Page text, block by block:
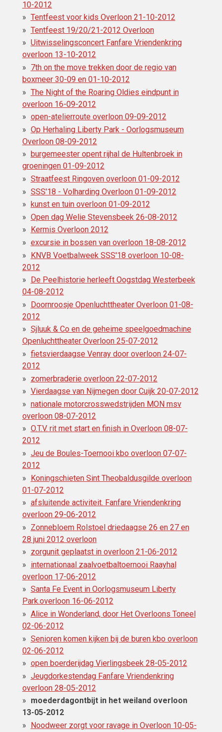
10-2012
Tentfeest voor kids Overloon 21-10-2012
Tentfeest 19/20/21-2012 Overloon
Uitwisselingsconcert Fanfare Vriendenkring
overloon 13-10-2012
7th on the move trekken door de regio van
boxmeer 30-09 en 01-10-2012
The Night of the Roaring Oldies eindpunt in
overloon 16-09-2012
open-atelierroute overloon 09-09-2012
Op Herhaling Liberty Park - Oorlogsmuseum
Overloon 08-09-2012
burgemeester opent rijhal de Hultenbroek in
groeningen 01-09-2012
Straatfeest Ringoven overloon 01-09-2012
SSS'18 - Volharding Overloon 01-09-2012
kunst en tuin overloon 01-09-2012
Open dag Welie Stevensbeek 26-08-2012
Kermis Overloon 2012
excursie in bossen van overloon 18-08-2012
KNVB Voetbalweek SSS'18 overloon 10-08-
2012
De Peelhistorie herleeft Oogstdag Westerbeek
04-08-2012
Doornroosje Openluchttheater Overloon 01-08-
2012
Sjluuk & Co en de geheime speelgoedmachine
Openluchttheater Overloon 25-07-2012
fietsvierdaagse Venray door overloon 24-07-
2012
zomerbraderie overloon 22-07-2012
Vierdaagse van Nijmegen door Cuijk 20-07-2012
nationale motorcrosswedstrijden MON msv
overloon 08-07-2012
O.T.V. rit met start en finish in Overloon 08-07-
2012
Jeu de Boules-Toernooi kbo overloon 07-07-
2012
Koningschieten Sint Theobaldusgilde overloon
01-07-2012
afsluitende activiteit. Fanfare Vriendenkring
overloon 29-06-2012
Zonnebloem Rolstoel driedaagse 26 en 27 en
28 juni 2012 overloon
zorgunit geplaatst in overloon 21-06-2012
internationaal zaalvoetbaltoernooi Raayhal
overloon 17-06-2012
Santa Fe Event in Oorlogsmuseum Liberty
Park.overloon 16-06-2012
Alice in Wonderland, door Het Overloons Toneel
02-06-2012
Senioren komen kijken bij de buren kbo overloon
02-06-2012
open boerderijdag Vierlingsbeek 28-05-2012
Jeugdorkestendag Fanfare Vriendenkring
overloon 28-05-2012
moederdagontbijt in het weiland overloon
13-05-2012
Noodweer zorgt voor ravage in Overloon 10-05-